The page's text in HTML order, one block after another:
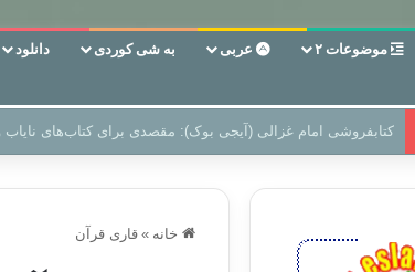
موضوعات ۲ عربی به شی کوردی دانلود
سر دفتر فساد در زمین‌، دوری وکناره‌گیری از راه خداست‌!
خانه » قاری قرآن